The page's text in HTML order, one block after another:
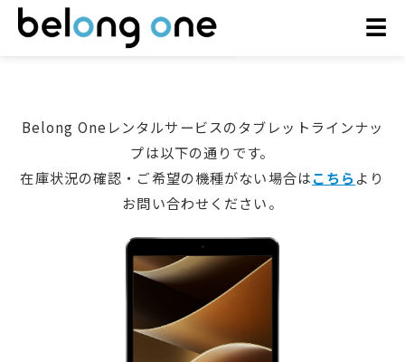
☰
お問い合わせ
Belong Oneレンタルサービスのタブレットラインナッ
プは以下の通りです。
在庫状況の確認・ご希望の機種がない場合はこちら より
お問い合わせください。